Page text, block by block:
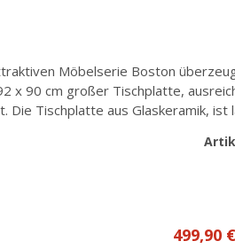
Möbelserie Boston
x 90 cm großer Tischplatte,
Die Tischplatte aus Glaskeramik,
192 x 90 cm und verschönern Sie
Tisch wird zerlegt per Spedition mit
499,90 €